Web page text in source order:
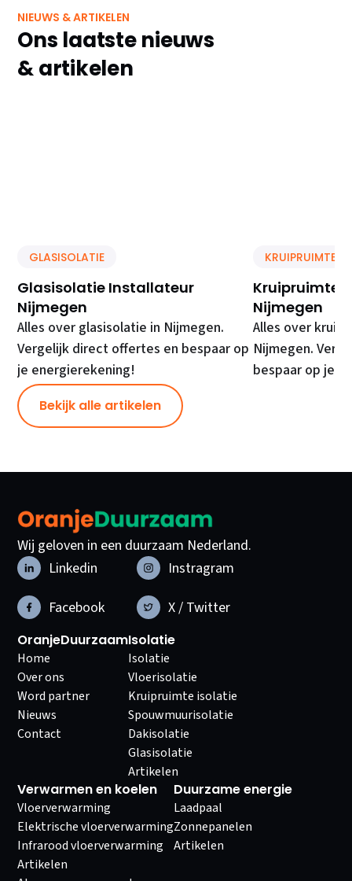
NIEUWS & ARTIKELEN
Ons laatste nieuws
& artikelen
GLASISOLATIE
Glasisolatie Installateur
Nijmegen
Alles over glasisolatie in Nijmegen.
Vergelijk direct offertes en bespaar op
je energierekening!
KRUIPRUIMTE
Kruipruimte
Nijmegen
Alles over
Nijmegen.
bespaar op je
Bekijk alle artikelen
Wij geloven in een duurzaam Nederland.
Linkedin
Instragram
Facebook
X / Twitter
OranjeDuurzaam
Home
Over ons
Word partner
Nieuws
Contact
Isolatie
Isolatie
Vloerisolatie
Kruipruimte isolatie
Spouwmuurisolatie
Dakisolatie
Glasisolatie
Artikelen
Verwarmen en koelen
Vloerverwarming
Elektrische vloerverwarming
Infrarood vloerverwarming
Artikelen
Duurzame energie
Laadpaal
Zonnepanelen
Artikelen